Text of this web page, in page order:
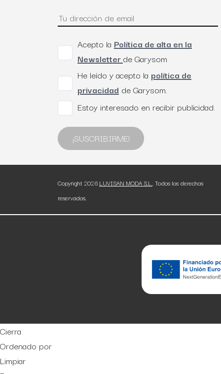
Acepto la Política de alta en la
Newsletterde Garysom
He leído y acepto la política de
privacidad de Garysom.
Estoy interesado en recibir publicidad.
¡SUSCRIBIRME!
Copyright 2026 LUVISAN MODA S.L.
. Todos los derechos
reservados.
Cierra
Ordenado por
Limpiar